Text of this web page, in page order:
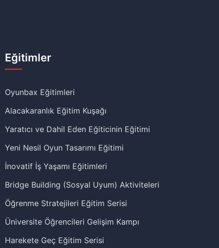
Eğitimler
Oyunbax Eğitimleri
Alacakaranlık Eğitim Kuşağı
Yaratıcı ve Dahil Eden Eğiticinin Eğitimi
Yeni Nesil Oyun Tasarımı Eğitimi
İnovatif İş Yaşamı Eğitimleri
Bridge Building (Sosyal Uyum) Aktiviteleri
Öğrenme Stratejileri Eğitim Serisi
Üniversite Öğrencileri Gelişim Kampı
Harekete Geç Eğitim Serisi